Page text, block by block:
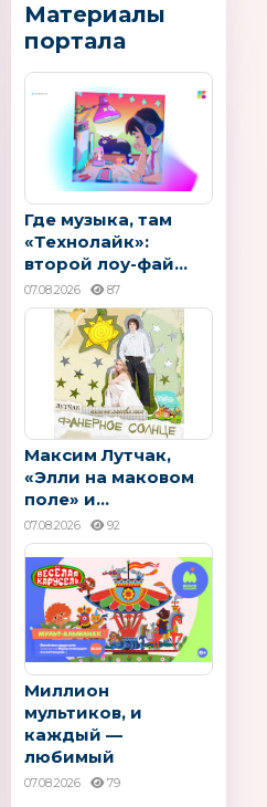
Материалы
портала
Где музыка, там
«Технолайк»:
второй лоу-фай...
07.08.2026 87
Максим Лутчак,
«Элли на маковом
поле» и...
07.08.2026 92
Миллион
мультиков, и
каждый —
любимый
07.08.2026 79